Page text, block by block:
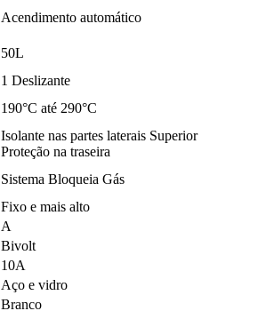
Acendimento automático
50L
1 Deslizante
190°C até 290°C
Isolante nas partes laterais Superior
Proteção na traseira
Sistema Bloqueia Gás
Fixo e mais alto
A
Bivolt
10A
Aço e vidro
Branco